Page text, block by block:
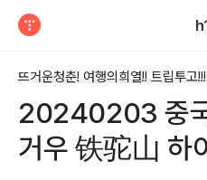
20240203 중
거우 铁驼山 하